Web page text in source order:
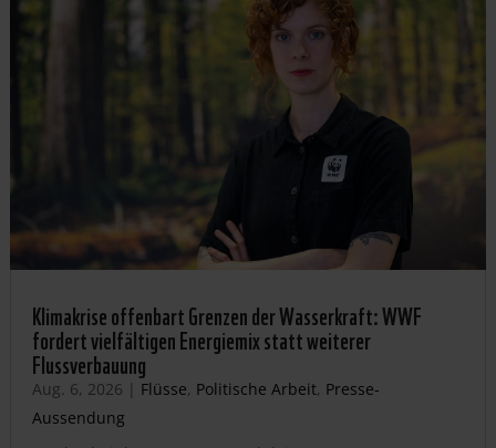
Klimakrise offenbart Grenzen der Wasserkraft: WWF
fordert vielfältigen Energiemix statt weiterer
Flussverbauung
Aug. 6, 2026 | Flüsse, Politische Arbeit, Presse-
Aussendung